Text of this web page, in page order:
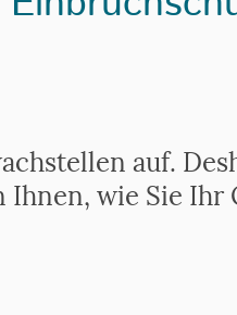
auf.
Ihnen, wie Sie